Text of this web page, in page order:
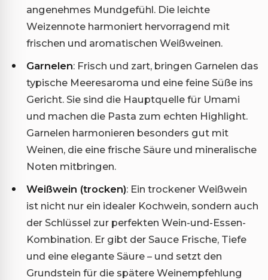
angenehmes Mundgefühl. Die leichte
Weizennote harmoniert hervorragend mit
frischen und aromatischen Weißweinen.
Garnelen: Frisch und zart, bringen Garnelen das
typische Meeresaroma und eine feine Süße ins
Gericht. Sie sind die Hauptquelle für Umami
und machen die Pasta zum echten Highlight.
Garnelen harmonieren besonders gut mit
Weinen, die eine frische Säure und mineralische
Noten mitbringen.
Weißwein (trocken): Ein trockener Weißwein
ist nicht nur ein idealer Kochwein, sondern auch
der Schlüssel zur perfekten Wein-und-Essen-
Kombination. Er gibt der Sauce Frische, Tiefe
und eine elegante Säure – und setzt den
Grundstein für die spätere Weinempfehlung